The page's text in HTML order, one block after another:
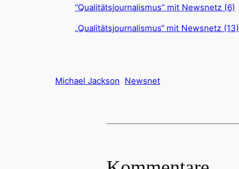
“Qualitätsjournalismus” mit Newsnetz (6)
„Qualitätsjournalismus“ mit Newsnetz (13)
Michael Jackson Newsnet